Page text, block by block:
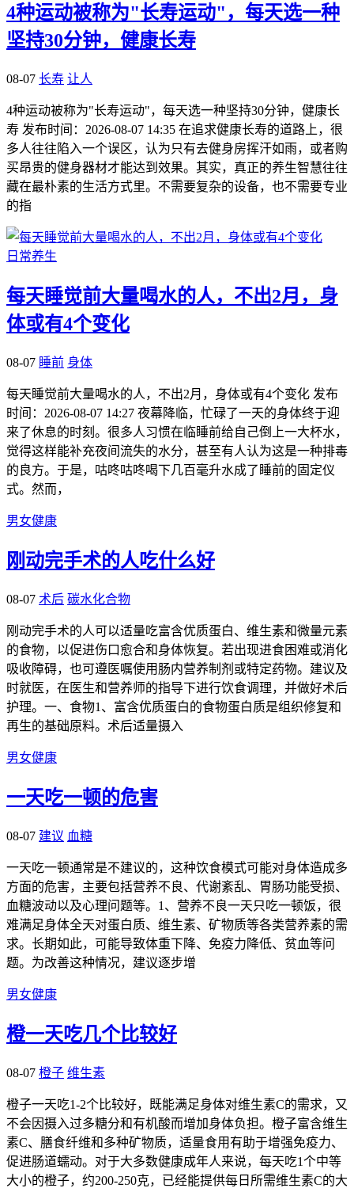
4种运动被称为"长寿运动"，每天选一种
坚持30分钟，健康长寿
08-07 长寿 让人
4种运动被称为"长寿运动"，每天选一种坚持30分钟，健康长
寿 发布时间：2026-08-07 14:35 在追求健康长寿的道路上，很
多人往往陷入一个误区，认为只有去健身房挥汗如雨，或者购
买昂贵的健身器材才能达到效果。其实，真正的养生智慧往往
藏在最朴素的生活方式里。不需要复杂的设备，也不需要专业
的指
日常养生
每天睡觉前大量喝水的人，不出2月，身
体或有4个变化
08-07 睡前 身体
每天睡觉前大量喝水的人，不出2月，身体或有4个变化 发布
时间：2026-08-07 14:27 夜幕降临，忙碌了一天的身体终于迎
来了休息的时刻。很多人习惯在临睡前给自己倒上一大杯水，
觉得这样能补充夜间流失的水分，甚至有人认为这是一种排毒
的良方。于是，咕咚咕咚喝下几百毫升水成了睡前的固定仪
式。然而，
男女健康
刚动完手术的人吃什么好
08-07 术后 碳水化合物
刚动完手术的人可以适量吃富含优质蛋白、维生素和微量元素
的食物，以促进伤口愈合和身体恢复。若出现进食困难或消化
吸收障碍，也可遵医嘱使用肠内营养制剂或特定药物。建议及
时就医，在医生和营养师的指导下进行饮食调理，并做好术后
护理。一、食物1、富含优质蛋白的食物蛋白质是组织修复和
再生的基础原料。术后适量摄入
男女健康
一天吃一顿的危害
08-07 建议 血糖
一天吃一顿通常是不建议的，这种饮食模式可能对身体造成多
方面的危害，主要包括营养不良、代谢紊乱、胃肠功能受损、
血糖波动以及心理问题等。1、营养不良一天只吃一顿饭，很
难满足身体全天对蛋白质、维生素、矿物质等各类营养素的需
求。长期如此，可能导致体重下降、免疫力降低、贫血等问
题。为改善这种情况，建议逐步增
男女健康
橙一天吃几个比较好
08-07 橙子 维生素
橙子一天吃1-2个比较好，既能满足身体对维生素C的需求，又
不会因摄入过多糖分和有机酸而增加身体负担。橙子富含维生
素C、膳食纤维和多种矿物质，适量食用有助于增强免疫力、
促进肠道蠕动。对于大多数健康成年人来说，每天吃1个中等
大小的橙子，约200-250克，已经能提供每日所需维生素C的大